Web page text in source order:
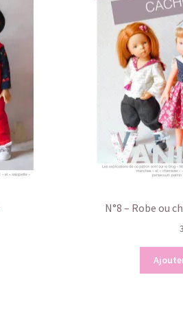
N°8 – Robe ou